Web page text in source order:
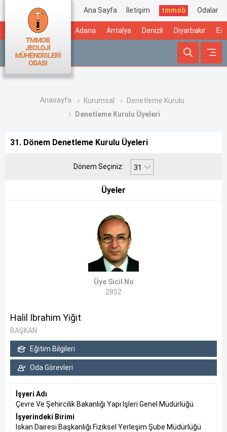
Ana Sayfa İletişim tmmob Odalar
Adana Antalya Denizli Diyarbakır
Anasayfa Kurumsal
Denetleme Kurulu
Denetleme Kurulu Üyeleri
31. Dönem Denetleme Kurulu Üyeleri
Dönem Seçiniz:
Üyeler
Üye Sicil No
2852
Halil Ibrahim Yiğit
BAŞKAN
Eğitim Bilgileri
Oda Görevleri
İşyeri Adı
Çevre Ve Şehircilik Bakanlığı Yapı Işleri Genel Müdürlüğü
İşyerindeki Birimi
Iskan Dairesi Başkanlığı Fiziksel Yerleşim Şube Müdürlüğü